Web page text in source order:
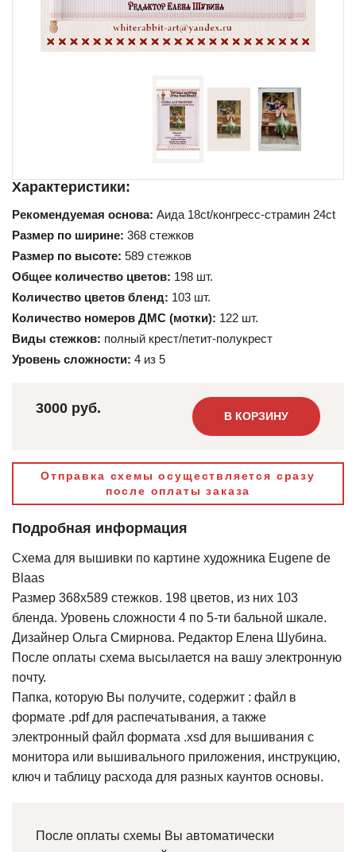
Характеристики:
Рекомендуемая основа: Аида 18ct/конгресс-страмин 24ct
Размер по ширине: 368 стежков
Размер по высоте: 589 стежков
Общее количество цветов: 198 шт.
Количество цветов бленд: 103 шт.
Количество номеров ДМС (мотки): 122 шт.
Виды стежков: полный крест/петит-полукрест
Уровень сложности: 4 из 5
3000 руб. В КОРЗИНУ
Отправка схемы осуществляется сразу
после оплаты заказа
Подробная информация
Схема для вышивки по картине художника Eugene de
Blaas
Размер 368х589 стежков. 198 цветов, из них 103
бленда. Уровень сложности 4 по 5-ти бальной шкале.
Дизайнер Ольга Смирнова. Редактор Елена Шубина.
После оплаты схема высылается на вашу электронную
почту.
Папка, которую Вы получите, содержит : файл в
формате .pdf для распечатывания, а также
электронный файл формата .xsd для вышивания с
монитора или вышивального приложения, инструкцию,
ключ и таблицу расхода для разных каунтов основы.
После оплаты схемы Вы автоматически